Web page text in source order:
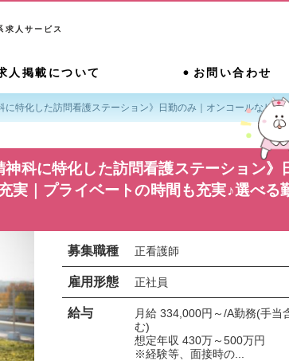
求人サービス
人掲載について お問い合わせ
に特化した訪問看護ステーション》日勤のみ｜オンコールなし｜
科に特化した訪問看護ステーション》
実｜プライベートの時間も充実♪選べる
募集職種 正看護師
雇用形態 正社員
給与
月給 334,000円～/A勤務(手当
む)
想定年収 430万～500万円
※経験等、面接時の...